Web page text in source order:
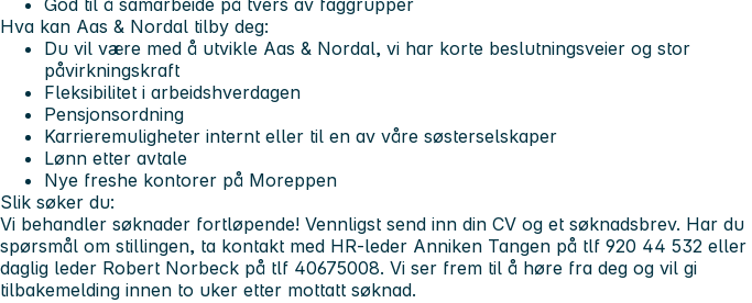
God til å samarbeide på tvers av faggrupper
Hva kan Aas & Nordal tilby deg:
Du vil være med å utvikle Aas & Nordal, vi har korte beslutningsveier og stor
påvirkningskraft
Fleksibilitet i arbeidshverdagen
Pensjonsordning
Karrieremuligheter internt eller til en av våre søsterselskaper
Lønn etter avtale
Nye freshe kontorer på Moreppen
Slik søker du:
Vi behandler søknader fortløpende! Vennligst send inn din CV og et søknadsbrev. Har du
spørsmål om stillingen, ta kontakt med HR-leder Anniken Tangen på tlf 920 44 532 eller
daglig leder Robert Norbeck på tlf 40675008. Vi ser frem til å høre fra deg og vil gi
tilbakemelding innen to uker etter mottatt søknad.